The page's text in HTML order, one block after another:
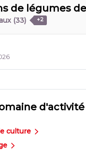
de légumes
(33) +2
d'activité
culture